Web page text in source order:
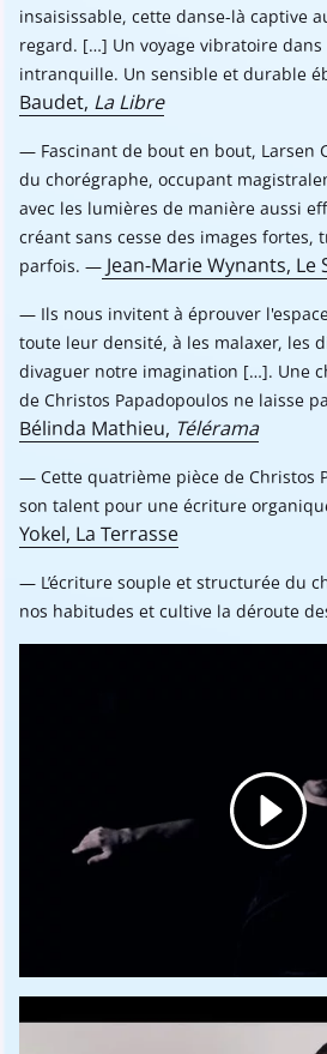
insaisissable, cette danse-là captive
regard. […] Un voyage vibratoire dans
intranquille. Un sensible et durable
Baudet, La Libre
Fascinant de bout en bout, Larsen
du chorégraphe, occupant
avec les lumières de manière aussi
créant sans cesse des images fortes,
parfois.
Jean-Marie Wynants, Le
Ils nous invitent à éprouver
toute leur densité, à les malaxer, les
divaguer notre imagination [...]. Une
de Christos Papadopoulos ne laisse
Bélinda Mathieu, Télérama
Cette quatrième pièce de Christos
son talent pour une écriture
Yokel, La Terrasse
L’écriture souple et structurée du
nos habitudes et cultive la déroute